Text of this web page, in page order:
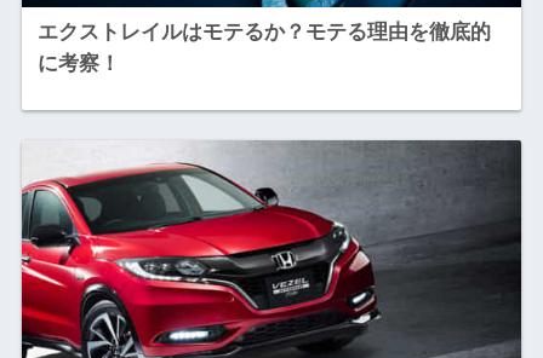
エクストレイルはモテるか？モテる理由を徹底的
に考察！